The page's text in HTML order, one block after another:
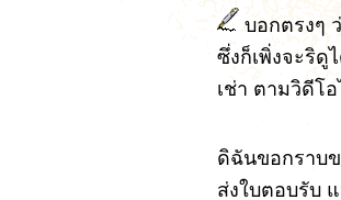
บอกตรงๆ
ซึ่งก็เพิ่งจะริดู
เช่า ตามวิดีโอ
ดิฉันขอกราบ
ส่งใบตอบรับ